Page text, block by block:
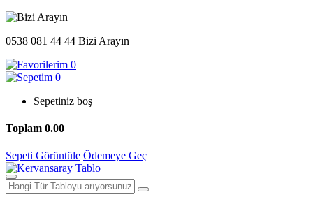
0538 081 44 44 Bizi Arayın
0
0
Sepetiniz boş
Toplam 0.00
Sepeti Görüntüle Ödemeye Geç